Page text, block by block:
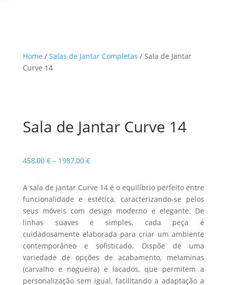
Home / Salas de Jantar Completas / Sala de Jantar
Curve 14
Sala de Jantar Curve 14
458,00 € – 1987,00 €Price
458,00 €
through
1987,00 €
A sala de jantar Curve 14 é o equilíbrio perfeito entre
funcionalidade e estética, caracterizando-se pelos
seus móveis com design moderno e elegante. De
linhas suaves e simples, cada peça é
cuidadosamente elaborada para criar um ambiente
contemporâneo e sofisticado. Dispõe de uma
variedade de opções de acabamento, melaminas
(carvalho e nogueira) e lacados, que permitem a
personalização sem igual, facilitando a adaptação a